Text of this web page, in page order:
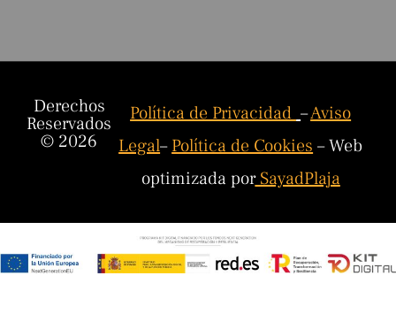
Derechos
Reservados
© 2026
Política de Privacidad–Aviso
Legal–Política de Cookies– Web
optimizada porSayadPlaja